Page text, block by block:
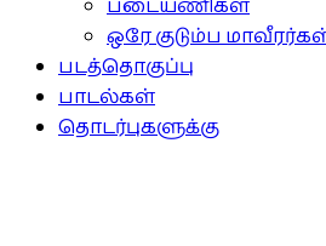
படையணிகள்
ஒரே குடும்ப
படத்தொகுப்பு
பாடல்கள்
தொடர்புகளுக்கு